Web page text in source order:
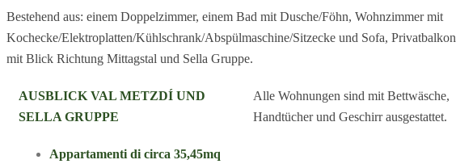
Bestehend aus: einem Doppelzimmer, einem Bad mit Dusche/Föhn, Wohnzimmer mit
Kochecke/Elektroplatten/Kühlschrank/Abspülmaschine/Sitzecke und Sofa, Privatbalkon
mit Blick Richtung Mittagstal und Sella Gruppe.
AUSBLICK VAL METZDÍ UND
SELLA GRUPPE
Appartamenti di circa 35,45mq
Alle Wohnungen sind mit Bettwäsche,
Handtücher und Geschirr ausgestattet.